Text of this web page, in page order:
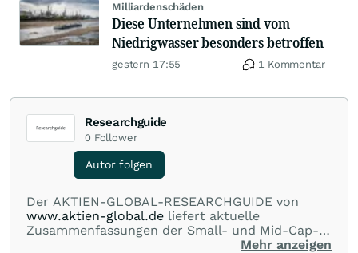
Milliardenschäden
Diese Unternehmen sind vom
Niedrigwasser besonders betroffen
gestern 17:55 1 Kommentar
Researchguide
0 Follower
Autor folgen
Der AKTIEN-GLOBAL-RESEARCHGUIDE von
www.aktien-global.de liefert aktuelle
Zusammenfassungen der Small- und Mid-Cap-
Analysen deutscher Researchhäuser und -
Mehr anzeigen